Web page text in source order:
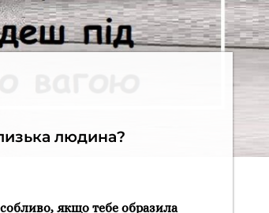
людина?
якщо тебе образила